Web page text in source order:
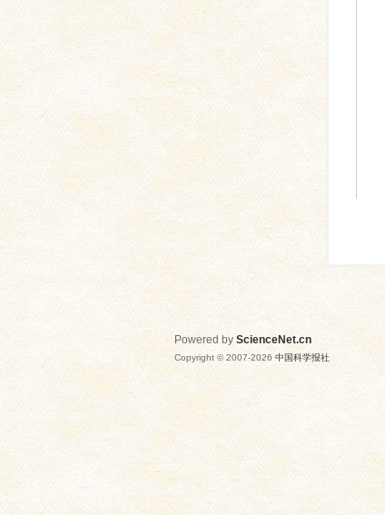
Powered by ScienceNet.cn
Copyright © 2007-2026 中国科学报社